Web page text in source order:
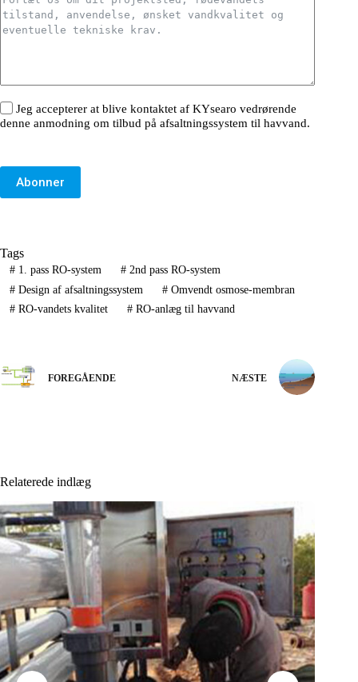
Jeg accepterer at blive kontaktet af KYsearo vedrørende
denne anmodning om tilbud på afsaltningssystem til havvand.
Abonner
Tags
#1. pass RO-system #2nd pass RO-system
#Design af afsaltningssystem #Omvendt osmose-membran
#RO-vandets kvalitet #RO-anlæg til havvand
FOREGÅENDE NÆSTE
Relaterede indlæg